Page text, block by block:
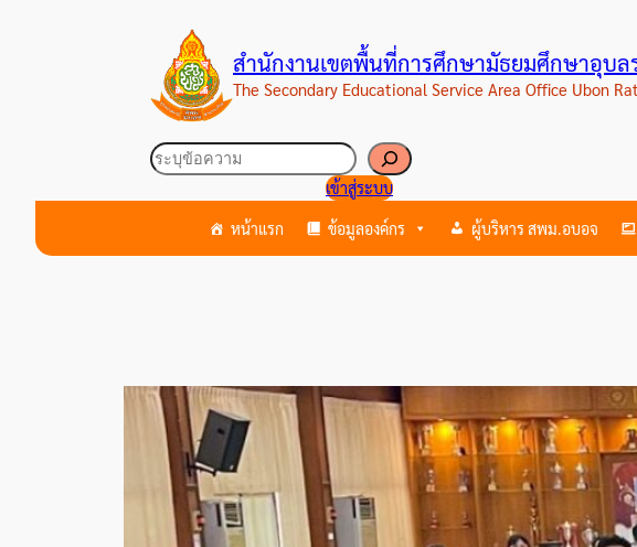
สำนักงานเขตพื้นที่การศึกษามัธยมศึกษาอุบล
The Secondary Educational Service Area Office Ubon
ค้นหา
เข้าสู่ระบบ
หน้าแรก ข้อมูลองค์กร ผู้บริหาร สพม.อบอจ